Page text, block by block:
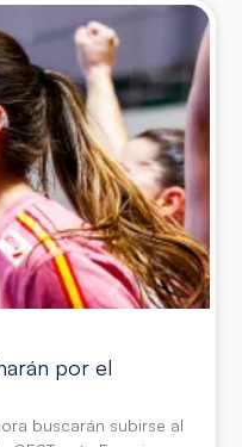
por el
buscarán subirse al